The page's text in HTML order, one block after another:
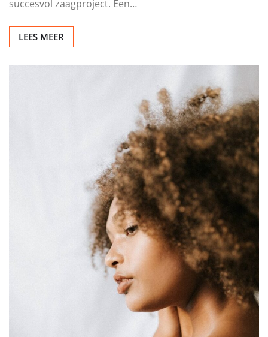
succesvol zaagproject. Een…
LEES MEER